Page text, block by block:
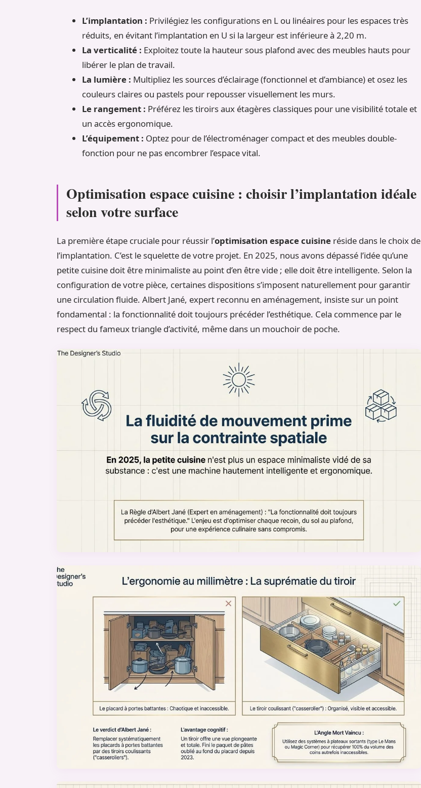
L’implantation : Privilégiez les configurations en L ou linéaires pour les espaces très
réduits, en évitant l’implantation en U si la largeur est inférieure à 2,20 m.
La verticalité : Exploitez toute la hauteur sous plafond avec des meubles hauts pour
libérer le plan de travail.
La lumière : Multipliez les sources d’éclairage (fonctionnel et d’ambiance) et osez les
couleurs claires ou pastels pour repousser visuellement les murs.
Le rangement : Préférez les tiroirs aux étagères classiques pour une visibilité totale et
un accès ergonomique.
L’équipement : Optez pour de l’électroménager compact et des meubles double-
fonction pour ne pas encombrer l’espace vital.
Optimisation espace cuisine : choisir l’implantation idéale
selon votre surface
La première étape cruciale pour réussir l’optimisation espace cuisine réside dans le choix de
l’implantation. C’est le squelette de votre projet. En 2025, nous avons dépassé l’idée qu’une
petite cuisine doit être minimaliste au point d’en être vide ; elle doit être intelligente. Selon la
configuration de votre pièce, certaines dispositions s’imposent naturellement pour garantir
une circulation fluide. Albert Jané, expert reconnu en aménagement, insiste sur un point
fondamental : la fonctionnalité doit toujours précéder l’esthétique. Cela commence par le
respect du fameux triangle d’activité, même dans un mouchoir de poche.